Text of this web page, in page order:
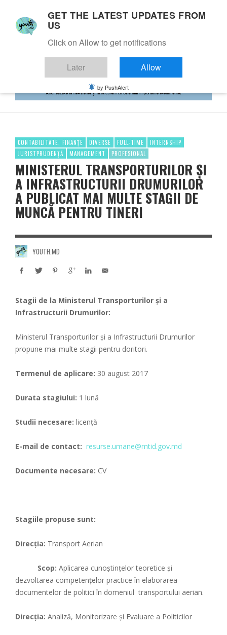
CONTABILITATE, FINANȚE DIVERSE FULL-TIME
INTERNSHIP
JURISTPRUDENȚĂ
MANAGEMENT PROFESIONAL
MINISTERUL TRANSPORTURILOR ȘI
A INFRASTRUCTURII DRUMURILOR
A PUBLICAT MAI MULTE STAGII DE
MUNCĂ PENTRU TINERI
YOUTH.MD
Stagii de la Ministerul Transporturilor și a
Infrastructurii Drumurilor:
Ministerul Transporturilor și a Infrastructurii Drumurilor
propune mai multe stagii pentru doritori.
Termenul de aplicare: 30 august 2017
Durata stagiului: 1 lună
Studii necesare: licență
E-mail de contact: resurse.umane@mtid.gov.md
Documente necesare: CV
Stagiile propuse sunt:
Direcția: Transport Aerian
Scop: Aplicarea cunoştinţelor teoretice şi
dezvoltarea competenţelor practice în elaborarea
documentelor de politici în domeniul transportului aerian.
Direcția: Analiză, Monitorizare și Evaluare a Politicilor
GET THE LATEST UPDATES FROM
US
Click on Allow to get notifications
Later Allow
by PushAlert